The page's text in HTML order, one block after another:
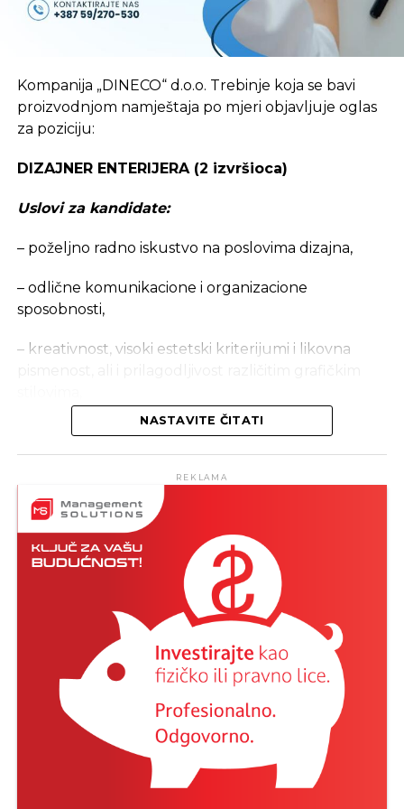
Uslovi:
· neophodno radno iskustvo u sektoru lanca
snabdevanja
· poželjno rukovodeće iskustvo u logistici i
Opis posla:
· kreiranje plana nabavke i organizacije transporta
· pronalaženje i pregovaranje sa novim
· realizacija nabavke repromaterijala i trgovačke
robe
· vođenje evidencije i pravovremeno izvještavanje o
REKLAMA
· komunikacija i saradnja sa ostalim sektorima
Kompanija „DINECO“ d.o.o. Trebinje koja se bavi
proizvodnjom namještaja po mjeri objavljuje oglas
za poziciju:
DIZAJNER ENTERIJERA (2 izvršioca)
Uslovi za kandidate:
– poželjno radno iskustvo na poslovima dizajna,
– odlične komunikacione i organizacione
sposobnosti,
– kreativnost, visoki estetski kriterijumi i likovna
REKLAMA
– sposobnost rada u timu,
– brzina, preciznost i dosljednost u radu.
Opis radnih aktivnosti:
– dizajniranje i opremanje enterijera po zahtjevima
kupaca,
– prezenatacija idejnih rješenja u 3D softveru za
NASTAVITE ČITATI
REKLAMA